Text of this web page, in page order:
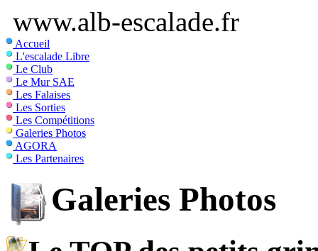
www.alb-escalade.fr
Accueil
L'escalade Libre
Le Club
Le Mur SAE
Les Falaises
Les Sorties
Les Compétitions
Galeries Photos
AGORA
Les Partenaires
Galeries Photos